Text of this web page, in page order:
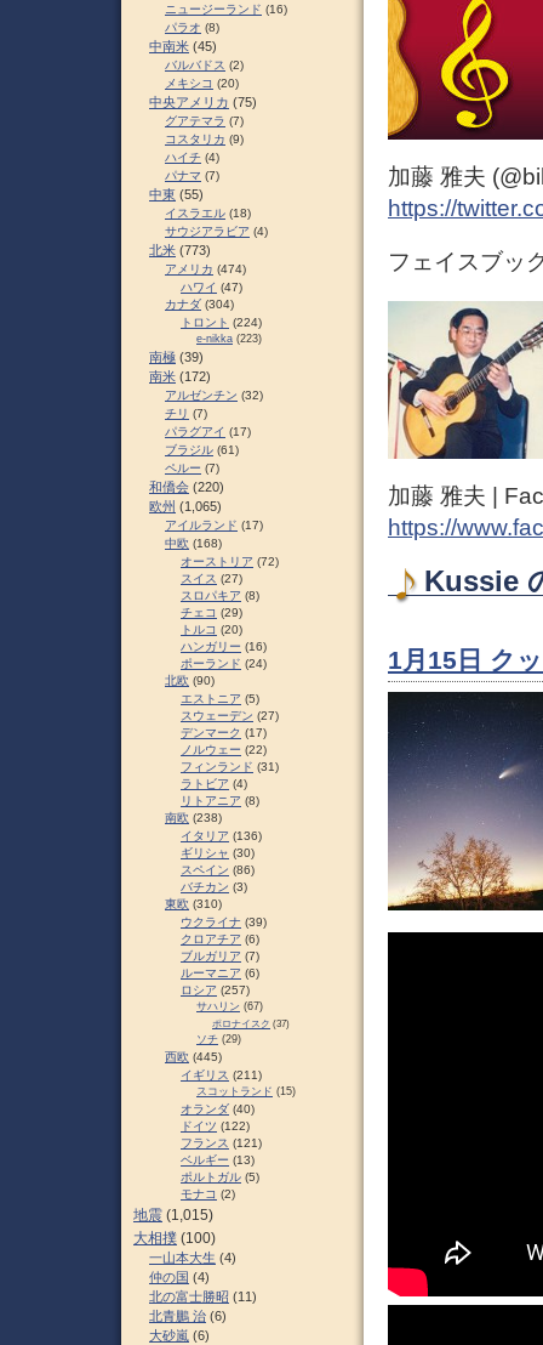
加藤 雅夫
https://
フェイスブッ
加藤 雅夫 |
https://
Kussie
1月15日 ク
ニュージーランド (16)
パラオ (8)
中南米 (45)
バルバドス (2)
メキシコ (20)
中央アメリカ (75)
グアテマラ (7)
コスタリカ (9)
ハイチ (4)
パナマ (7)
中東 (55)
イスラエル (18)
サウジアラビア (4)
北米 (773)
アメリカ (474)
ハワイ (47)
カナダ (304)
トロント (224)
e-nikka (223)
南極 (39)
南米 (172)
アルゼンチン (32)
チリ (7)
パラグアイ (17)
ブラジル (61)
ペルー (7)
和僑会 (220)
欧州 (1,065)
アイルランド (17)
中欧 (168)
オーストリア (72)
スイス (27)
スロパキア (8)
チェコ (29)
トルコ (20)
ハンガリー (16)
ポーランド (24)
北欧 (90)
エストニア (5)
スウェーデン (27)
デンマーク (17)
ノルウェー (22)
フィンランド (31)
ラトビア (4)
リトアニア (8)
南欧 (238)
イタリア (136)
ギリシャ (30)
スペイン (86)
バチカン (3)
東欧 (310)
ウクライナ (39)
クロアチア (6)
ブルガリア (7)
ルーマニア (6)
ロシア (257)
サハリン (67)
ポロナイスク (37)
ソチ (29)
西欧 (445)
イギリス (211)
スコットランド (15)
オランダ (40)
ドイツ (122)
フランス (121)
ベルギー (13)
ポルトガル (5)
モナコ (2)
地震 (1,015)
大相撲 (100)
一山本大生 (4)
仲の国 (4)
北の富士勝昭 (11)
北青鵬 治 (6)
大砂嵐 (6)